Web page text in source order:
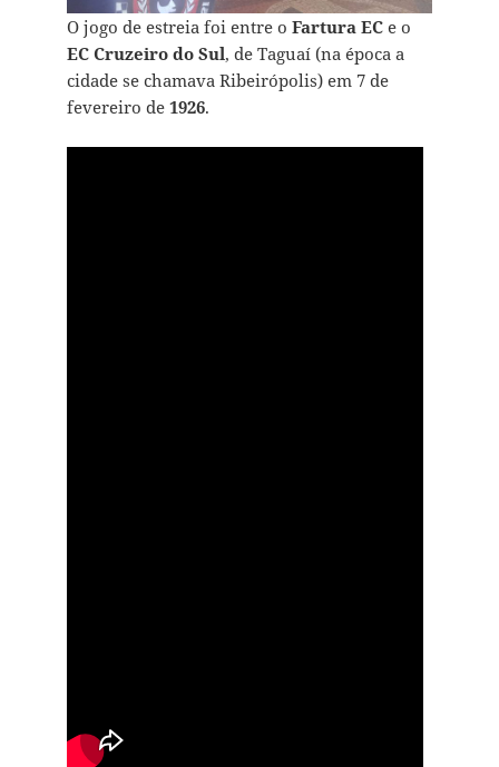
O jogo de estreia foi entre o Fartura ECe o
EC Cruzeiro do Sul, de Taguaí (na época a
cidade se chamava Ribeirópolis) em 7 de
fevereiro de 1926.